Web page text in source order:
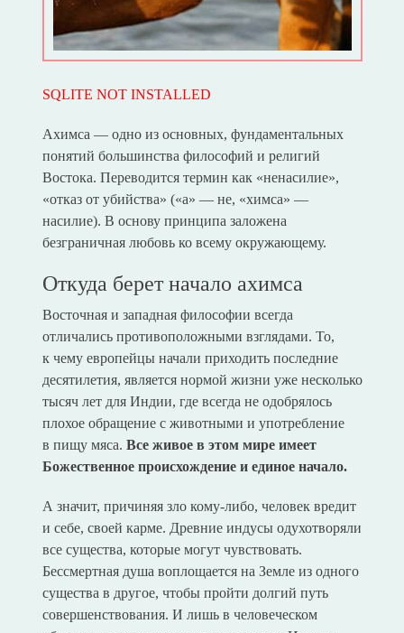
SQLITE NOT INSTALLED
Ахимса — одно из основных, фундаментальных
понятий большинства философий и религий
Востока. Переводится термин как «ненасилие»,
«отказ от убийства» («а» — не, «химса» —
насилие). В основу принципа заложена
безграничная любовь ко всему окружающему.
Откуда берет начало ахимса
Восточная и западная философии всегда
отличались противоположными взглядами. То,
к чему европейцы начали приходить последние
десятилетия, является нормой жизни уже несколько
тысяч лет для Индии, где всегда не одобрялось
плохое обращение с животными и употребление
в пищу мяса. Все живое в этом мире имеет
Божественное происхождение и единое начало.
А значит, причиняя зло кому-либо, человек вредит
и себе, своей карме. Древние индусы одухотворяли
все существа, которые могут чувствовать.
Бессмертная душа воплощается на Земле из одного
существа в другое, чтобы пройти долгий путь
совершенствования. И лишь в человеческом